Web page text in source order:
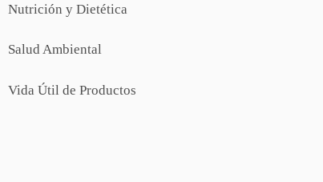
Nutrición y Dietética
Salud Ambiental
Vida Útil de Productos